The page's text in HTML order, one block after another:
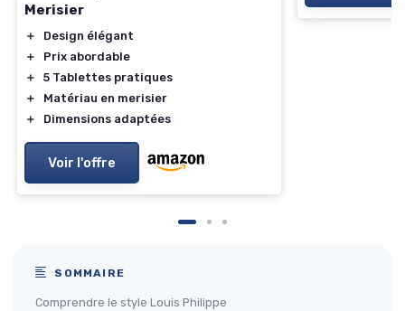
Merisier
＋
Design élégant
＋
Prix abordable
＋
5 Tablettes pratiques
＋
Matériau en merisier
＋
Dimensions adaptées
Voir l'offre
SOMMAIRE
Comprendre le style Louis Philippe